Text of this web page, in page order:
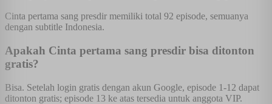
Cinta pertama sang presdir memiliki total 92 episode, semuanya
dengan subtitle Indonesia.
Apakah Cinta pertama sang presdir bisa ditonton
gratis?
Bisa. Setelah login gratis dengan akun Google, episode 1-12 dapat
ditonton gratis; episode 13 ke atas tersedia untuk anggota VIP.